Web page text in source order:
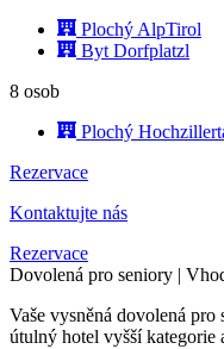
Plochý AlpTirol
Byt Dorfplatzl
8 osob
Plochý
Rezervace
Kontaktujte nás
Rezervace
Dovolená pro seniory |
Vaše vysněná dovolená
útulný hotel vyšší kategorie